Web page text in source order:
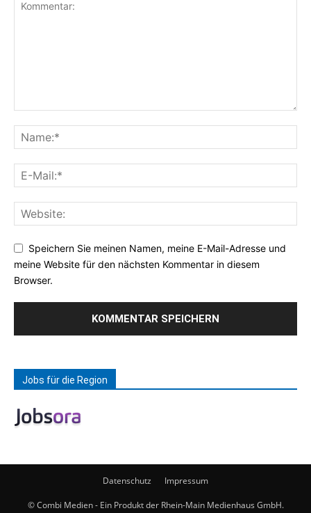
Speichern Sie meinen Namen, meine E-Mail-Adresse und
meine Website für den nächsten Kommentar in diesem
Browser.
Jobs für die Region
Datenschutz Impressum
© Combi Medien - Ein Produkt der Rhein-Main Medienhaus GmbH.